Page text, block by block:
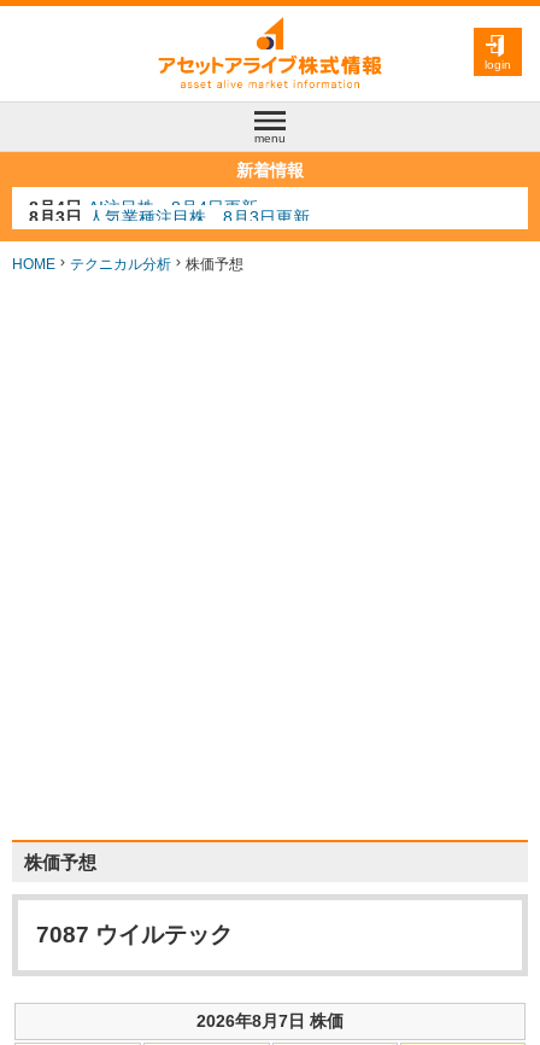
login
menu
新着情報
8月3日
人気業種注目株 8月3日更新
8月2日 金融注目株 8月2日更新
7月29日 日経225シグナル点灯
HOME テクニカル分析 株価予想
株価予想
7087 ウイルテック
2026年8月7日 株価